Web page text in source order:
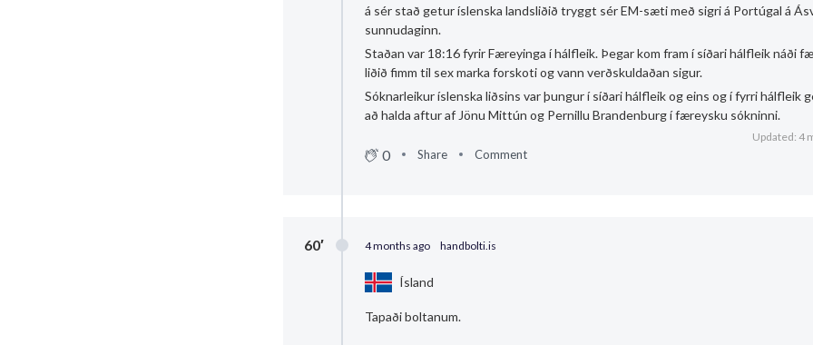
á sér stað getur íslenska landsliðið tryggt sér EM-sæti með sigri á Portúgal á
sunnudaginn.
Staðan var 18:16 fyrir Færeyinga í hálfleik. Þegar kom fram í síðari hálfleik náði
liðið fimm til sex marka forskoti og vann verðskuldaðan sigur.
Sóknarleikur íslenska liðsins var þungur í síðari hálfleik og eins og í fyrri hálfleik
að halda aftur af Jönu Mittún og Pernillu Brandenburg í færeysku sókninni.
Updated: 4
0 Share Comment
60′ 4 months ago handbolti.is
Ísland
Tapaði boltanum.